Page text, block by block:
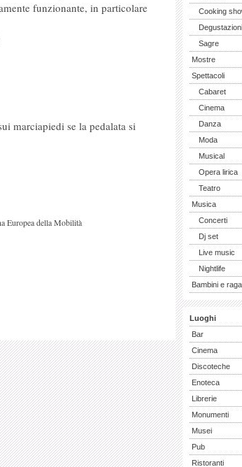
funzionante, in particolare
marciapiedi se la pedalata si
Europea della Mobilità
Cooking
Degustazioni
Sagre
Mostre
Spettacoli
Cabaret
Cinema
Danza
Moda
Musical
Opera lirica
Teatro
Musica
Concerti
Dj set
Live music
Nightlife
Bambini e
Luoghi
Bar
Cinema
Discoteche
Enoteca
Librerie
Monumenti
Musei
Pub
Ristoranti